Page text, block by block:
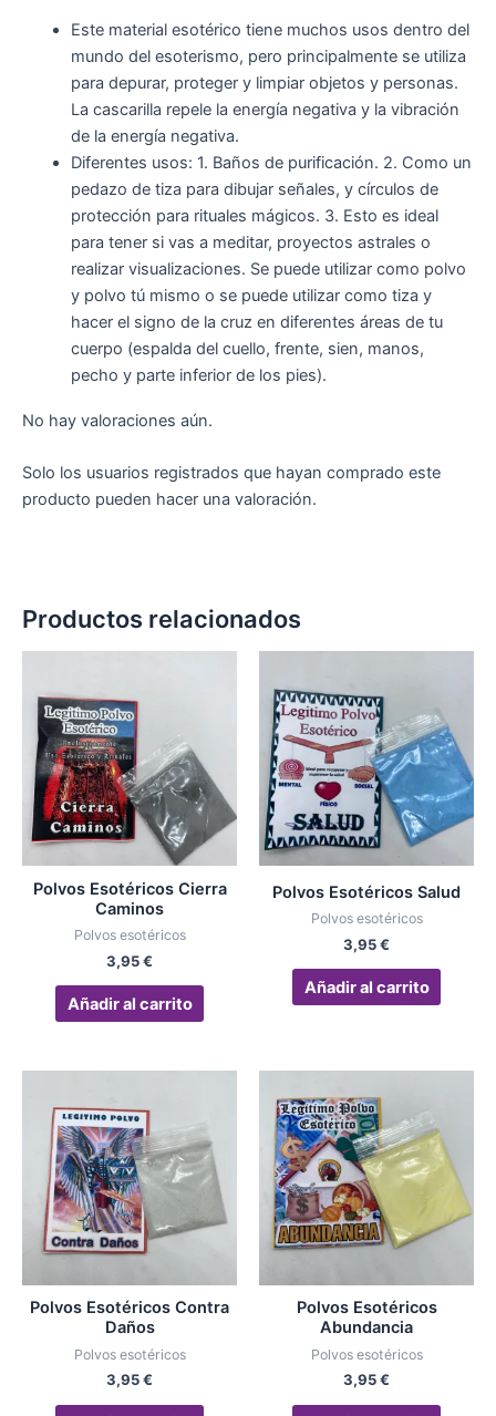
Este material esotérico tiene muchos usos dentro del
mundo del esoterismo, pero principalmente se utiliza
para depurar, proteger y limpiar objetos y personas.
La cascarilla repele la energía negativa y la vibración
de la energía negativa.
Diferentes usos: 1. Baños de purificación. 2. Como un
pedazo de tiza para dibujar señales, y círculos de
protección para rituales mágicos. 3. Esto es ideal
para tener si vas a meditar, proyectos astrales o
realizar visualizaciones. Se puede utilizar como polvo
y polvo tú mismo o se puede utilizar como tiza y
hacer el signo de la cruz en diferentes áreas de tu
cuerpo (espalda del cuello, frente, sien, manos,
pecho y parte inferior de los pies).
No hay valoraciones aún.
Solo los usuarios registrados que hayan comprado este
producto pueden hacer una valoración.
Productos relacionados
Polvos Esotéricos Cierra
Caminos
Polvos esotéricos
3,95€
Añadir al carrito
Polvos Esotéricos Salud
Polvos esotéricos
3,95€
Añadir al carrito
Polvos Esotéricos Contra
Daños
Polvos esotéricos
3,95€
Polvos Esotéricos
Abundancia
Polvos esotéricos
3,95€